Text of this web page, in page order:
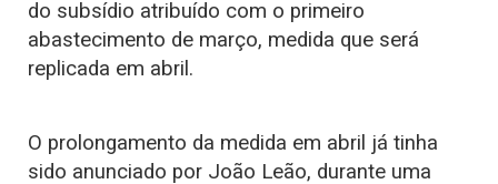
do subsídio atribuído com o primeiro
abastecimento de março, medida que será
replicada em abril.
O prolongamento da medida em abril já tinha
sido anunciado por João Leão, durante uma